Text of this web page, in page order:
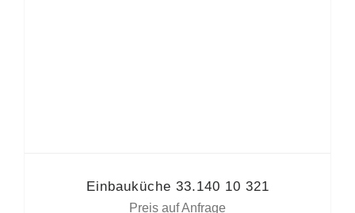
Einbauküche 33.140 10 321
Preis auf Anfrage